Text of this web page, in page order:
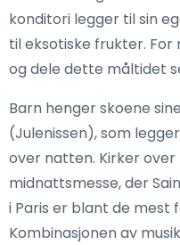
konditori legger til sin
til eksotiske frukter.
og dele dette måltidet
Barn henger skoene
(Julenissen), som
over natten. Kirker
midnattsmesse, der
i Paris er blant de mest
Kombinasjonen av